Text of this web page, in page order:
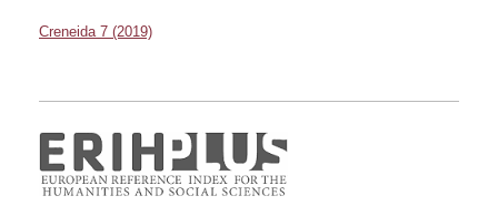
Creneida 7 (2019)